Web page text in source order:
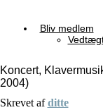
Bliv medlem
Koncert,
2004)
Skrevet afditte